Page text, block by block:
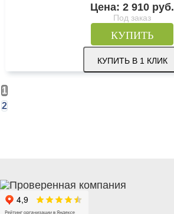
Цена: 2 910 руб.
Под заказ
КУПИТЬ
КУПИТЬ В 1 КЛИК
1
2